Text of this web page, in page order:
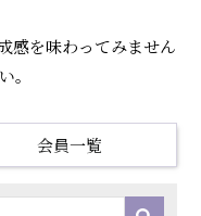
感を味わってみません
。
会員一覧